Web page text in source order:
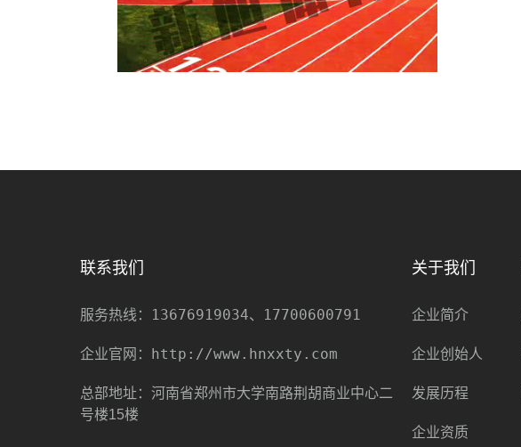
联系我们
服务热线： 13676919034、17700600791
企业官网： http://www.hnxxty.com
总部地址：河南省郑州市大学南路荆胡商业中心二
号楼15楼
关于我们
企业简介
企业创始人
发展历程
企业资质